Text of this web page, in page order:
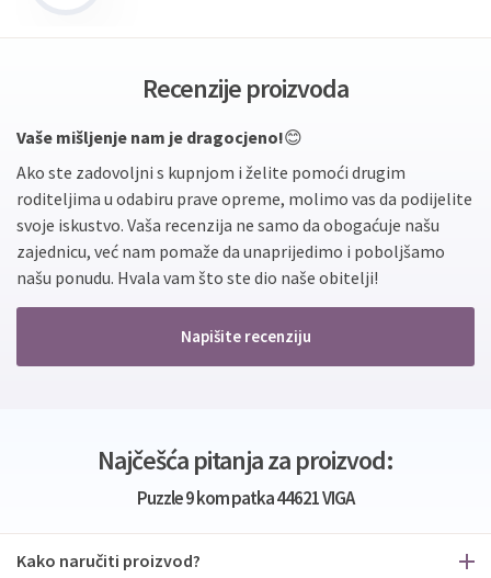
Recenzije proizvoda
Vaše mišljenje nam je dragocjeno!😊
Ako ste zadovoljni s kupnjom i želite pomoći drugim
roditeljima u odabiru prave opreme, molimo vas da podijelite
svoje iskustvo. Vaša recenzija ne samo da obogaćuje našu
zajednicu, već nam pomaže da unaprijedimo i poboljšamo
našu ponudu. Hvala vam što ste dio naše obitelji!
Napišite recenziju
Najčešća pitanja za proizvod:
Puzzle 9 kom patka 44621 VIGA
Kako naručiti proizvod?